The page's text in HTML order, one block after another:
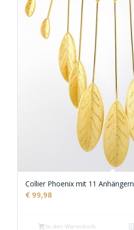
Collier Phoenix mit 11 Anhängern
€99,98
In den Warenkorb